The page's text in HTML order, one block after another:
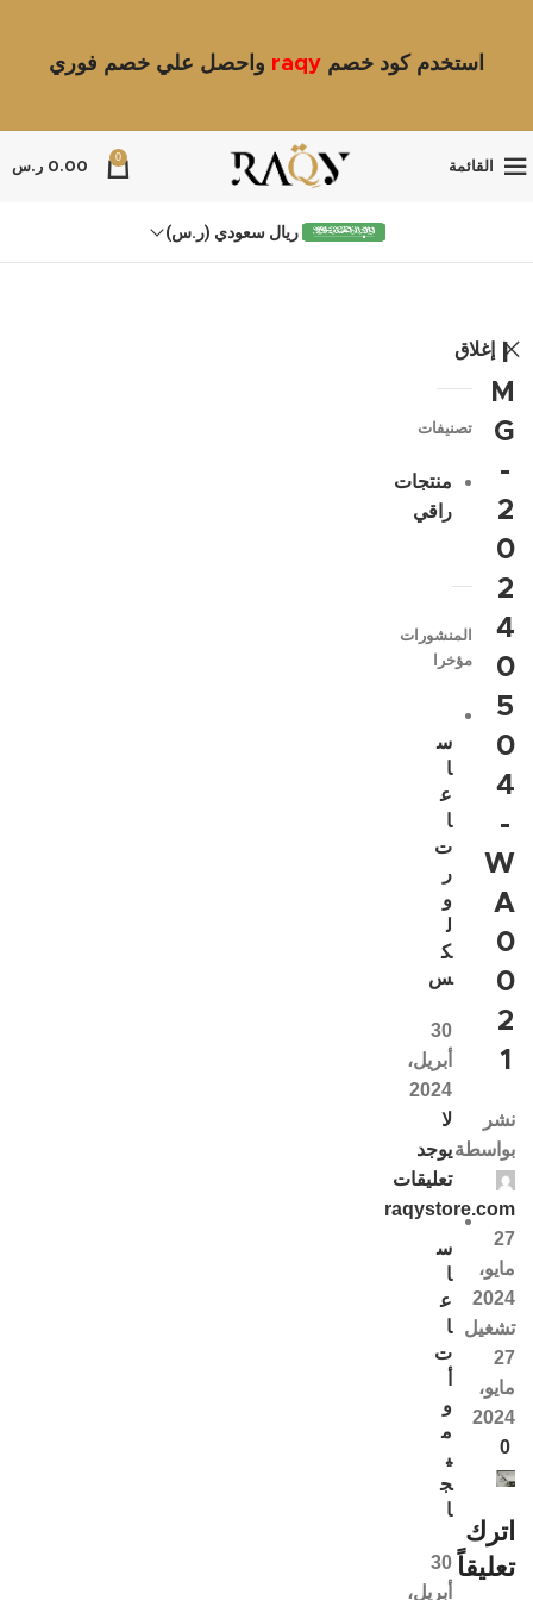
استخدم كود خصم raqy واحصل علي خصم فوري
القائمة
0
0.00 ر.س
ريال سعودي (ر.س)
I
M
G
-
2
0
2
4
0
5
0
4
-
W
A
0
0
2
1
نشر
بواسطة
raqystore.com
27
مايو،
2024
تشغيل
27
مايو،
2024
0
اترك
تعليقاً
إغلاق
تصنيفات
منتجات
راقي
المنشورات
مؤخرا
س
ا
ع
ا
ت
ر
و
ل
ك
س
30
أبريل،
2024
لا
يوجد
تعليقات
س
ا
ع
ا
ت
و
م
ي
ج
ا
30
أبريل،